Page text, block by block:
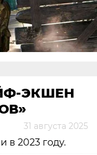
ЭКШЕН
31 августа 2025
в 2023 году.